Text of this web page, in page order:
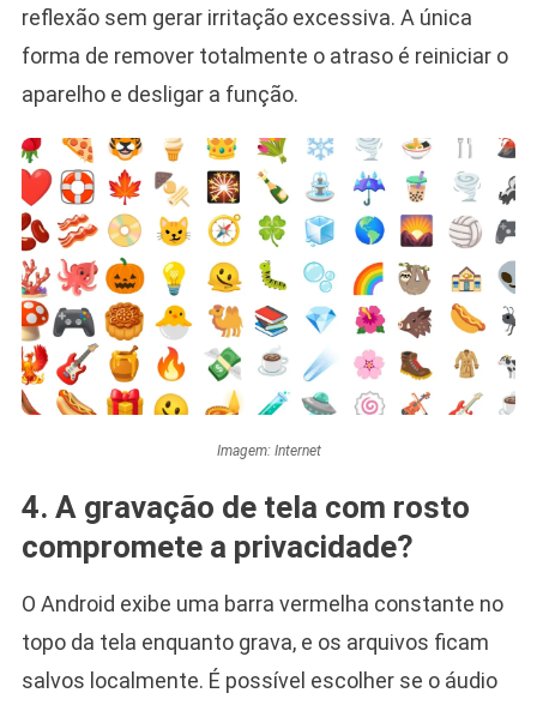
reflexão sem gerar irritação excessiva. A única
forma de remover totalmente o atraso é reiniciar o
aparelho e desligar a função.
Imagem: Internet
4. A gravação de tela com rosto
compromete a privacidade?
O Android exibe uma barra vermelha constante no
topo da tela enquanto grava, e os arquivos ficam
salvos localmente. É possível escolher se o áudio